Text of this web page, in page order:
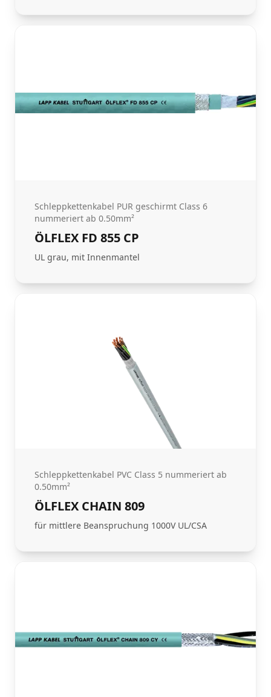
Schleppkettenkabel PUR geschirmt Class 6
nummeriert ab 0.50mm²
ÖLFLEX FD 855 CP
UL grau, mit Innenmantel
Schleppkettenkabel PVC Class 5 nummeriert ab
0.50mm²
ÖLFLEX CHAIN 809
für mittlere Beanspruchung 1000V UL/CSA